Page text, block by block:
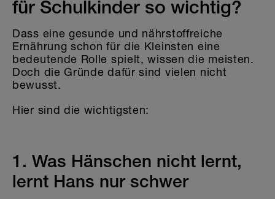
für Schulkinder so wichtig?
Dass eine gesunde und nährstoffreiche
Ernährung schon für die Kleinsten eine
bedeutende Rolle spielt, wissen die meisten.
Doch die Gründe dafür sind vielen nicht
bewusst.
Hier sind die wichtigsten:
1. Was Hänschen nicht lernt,
lernt Hans nur schwer